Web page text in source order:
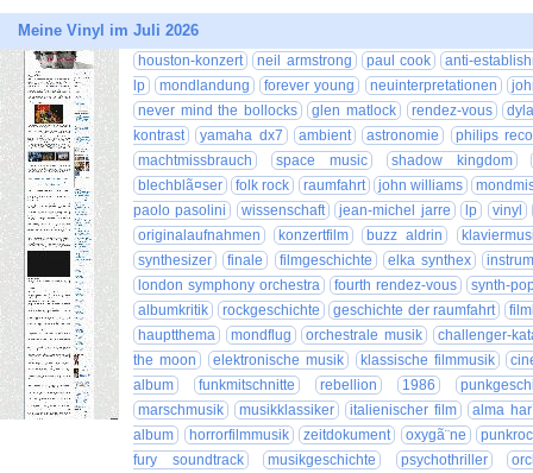
Meine Vinyl im Juli 2026
houston-konzert neil armstrong paul cook
anti-
lp
mondlandung forever young neuinterpretationen
never mind the bollocks
glen matlock rendez-vous
kontrast
yamaha dx7 ambient astronomie
philips
machtmissbrauch
space music
shadow kingdom
blechblã¤ser
folk rock raumfahrt john williams
paolo pasolini
wissenschaft jean-michel jarre lp
vinyl
originalaufnahmen
konzertfilm buzz aldrin
synthesizer
finale filmgeschichte elka synthex
london symphony orchestra
fourth rendez-vous
synth-
albumkritik
rockgeschichte geschichte der raumfahrt
hauptthema
mondflug orchestrale musik
challenger-
the moon
elektronische musik klassische filmmusik
album
funkmitschnitte rebellion 1986
marschmusik
musikklassiker italienischer film
alma
album
horrorfilmmusik zeitdokument oxygã¨ne
fury soundtrack
musikgeschichte psychothriller